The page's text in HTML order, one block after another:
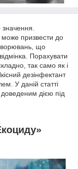
призвести до
що
Порахувати
так само як і
дезінфектант
У даній статті
дією під